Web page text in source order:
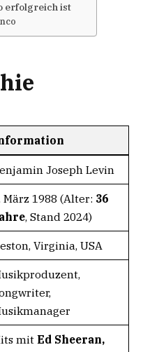
erfolgreich ist
Joseph Levin
März 1988 (Alter: 36
, Stand 2024)
Virginia, USA
mit Ed Sheeran,